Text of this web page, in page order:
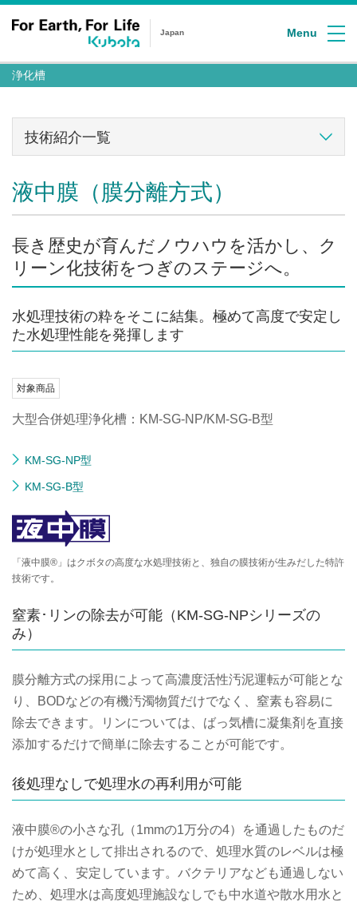
Japan Menu
浄化槽
技術紹介一覧
液中膜（膜分離方式）
長き歴史が育んだノウハウを活かし、ク
リーン化技術をつぎのステージへ。
水処理技術の粋をそこに結集。極めて高度で安定し
た水処理性能を発揮します
対象商品
大型合併処理浄化槽：KM-SG-NP/KM-SG-B型
KM-SG-NP型
KM-SG-B型
「液中膜®」はクボタの高度な水処理技術と、独自の膜技術が生みだした特許
技術です。
窒素･リンの除去が可能（KM-SG-NPシリーズの
み）
膜分離方式の採用によって高濃度活性汚泥運転が可能とな
り、BODなどの有機汚濁物質だけでなく、窒素も容易に
除去できます。リンについては、ばっ気槽に凝集剤を直接
添加するだけで簡単に除去することが可能です。
後処理なしで処理水の再利用が可能
液中膜®の小さな孔（1mmの1万分の4）を通過したものだ
けが処理水として排出されるので、処理水質のレベルは極
めて高く、安定しています。バクテリアなども通過しない
ため、処理水は高度処理施設なしでも中水道や散水用水と